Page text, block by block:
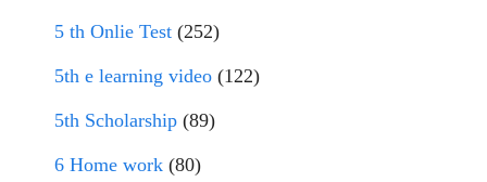
5 th Onlie Test (252)
5th e learning video (122)
5th Scholarship (89)
6 Home work (80)